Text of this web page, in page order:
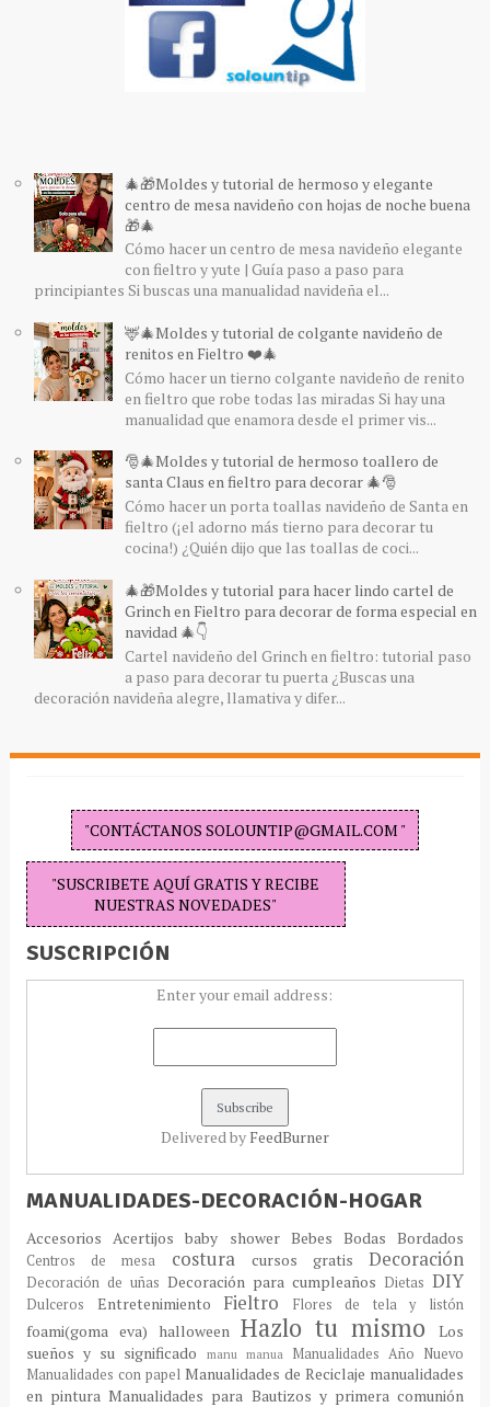
🎄🎁Moldes y tutorial de hermoso y elegante
centro de mesa navideño con hojas de noche buena
🎁🎄
Cómo hacer un centro de mesa navideño elegante
con fieltro y yute | Guía paso a paso para
principiantes Si buscas una manualidad navideña el...
🦌🎄Moldes y tutorial de colgante navideño de
renitos en Fieltro ❤️🎄
Cómo hacer un tierno colgante navideño de renito
en fieltro que robe todas las miradas Si hay una
manualidad que enamora desde el primer vis...
🎅🎄Moldes y tutorial de hermoso toallero de
santa Claus en fieltro para decorar 🎄🎅
Cómo hacer un porta toallas navideño de Santa en
fieltro (¡el adorno más tierno para decorar tu
cocina!) ¿Quién dijo que las toallas de coci...
🎄🎁Moldes y tutorial para hacer lindo cartel de
Grinch en Fieltro para decorar de forma especial en
navidad 🎄👇
Cartel navideño del Grinch en fieltro: tutorial paso
a paso para decorar tu puerta ¿Buscas una
decoración navideña alegre, llamativa y difer...
"CONTÁCTANOS SOLOUNTIP@GMAIL.COM "
"SUSCRIBETE AQUÍ GRATIS Y RECIBE
NUESTRAS NOVEDADES"
SUSCRIPCIÓN
Enter your email address:
Delivered by FeedBurner
MANUALIDADES-DECORACIÓN-HOGAR
AccesoriosAcertijosbaby shower Bebes BodasBordados
Centros de mesa costura cursos gratisDecoración
Decoración de uñas Decoración para cumpleaños DietasDIY
Dulceros Entretenimiento Fieltro Flores de tela y listón
foami(goma eva) halloween Hazlo tu mismoLos
sueños y su significado
manu manua Manualidades Año Nuevo
Manualidades con papel Manualidades de Reciclaje manualidades
en pinturaManualidades para Bautizos y primera comunión